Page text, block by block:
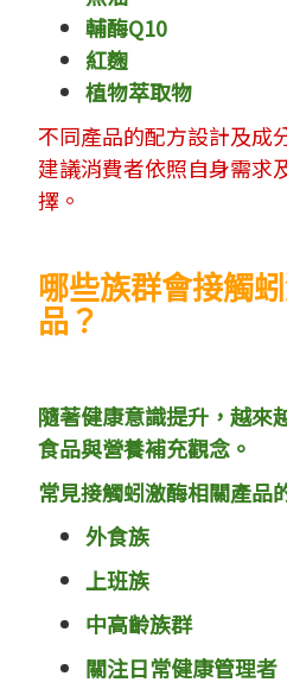
輔酶Q10
紅麴
植物萃取物
不同產品的配方設計及成
建議消費者依照自身需求
擇。
哪些族群會接觸
品？
隨著健康意識提升，越來
食品與營養補充觀念。
常見接觸蚓激酶相關產品
外食族
上班族
中高齡族群
關注日常健康管理者